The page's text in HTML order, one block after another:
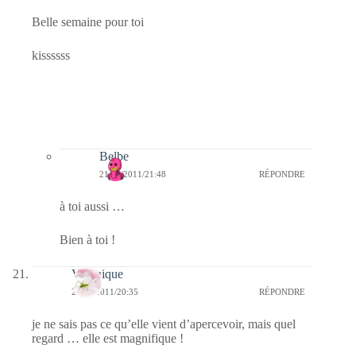
Belle semaine pour toi
kissssss
Belbe
21/03/2011/21:48 RÉPONDRE
à toi aussi …
Bien à toi !
Veronique
21/03/2011/20:35 RÉPONDRE
je ne sais pas ce qu’elle vient d’apercevoir, mais quel
regard … elle est magnifique !